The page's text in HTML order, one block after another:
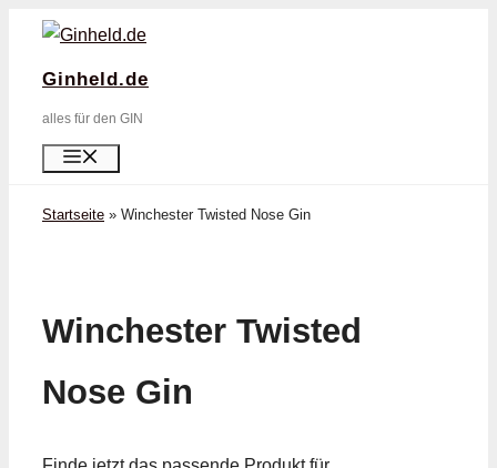
Zum
springen
Ginheld.de
alles für den GIN
Startseite » Winchester Twisted Nose Gin
Winchester Twisted
Nose Gin